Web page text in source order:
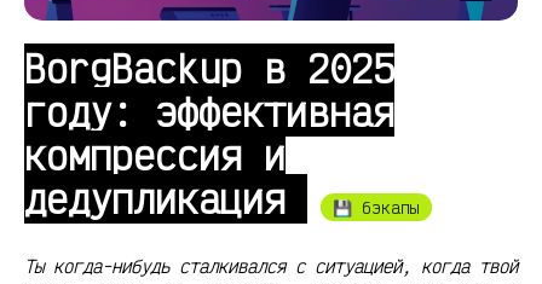
BorgBackup в 2025
году: эффективная
компрессия и
дедупликация
💾 бэкапы
Ты когда-нибудь сталкивался с ситуацией, когда твой